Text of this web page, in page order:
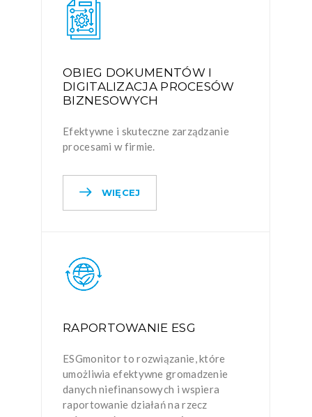
OBIEG DOKUMENTÓW I
DIGITALIZACJA PROCESÓW
BIZNESOWYCH
Efektywne i skuteczne zarządzanie
procesami w firmie.
WIĘCEJ
RAPORTOWANIE ESG
ESGmonitor to rozwiązanie, które
umożliwia efektywne gromadzenie
danych niefinansowych i wspiera
raportowanie działań na rzecz